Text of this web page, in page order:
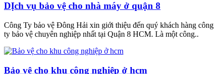
DỊch vụ bảo vệ cho nhà máy ở quận 8
Công Ty bảo vệ Đông Hải xin giới thiệu đến quý khách hàng công
ty bảo vệ chuyên nghiệp nhất tại Quận 8 HCM. Là một công..
Bảo vệ cho khu công nghiệp ở hcm